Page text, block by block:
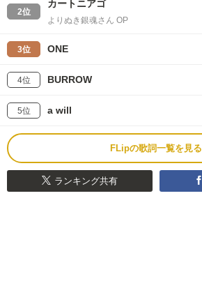
2位
カートニアゴ
よりぬき銀魂さん OP
3位 ONE
4位 BURROW
5位 a will
FLipの歌詞一覧を見る
ランキング共有